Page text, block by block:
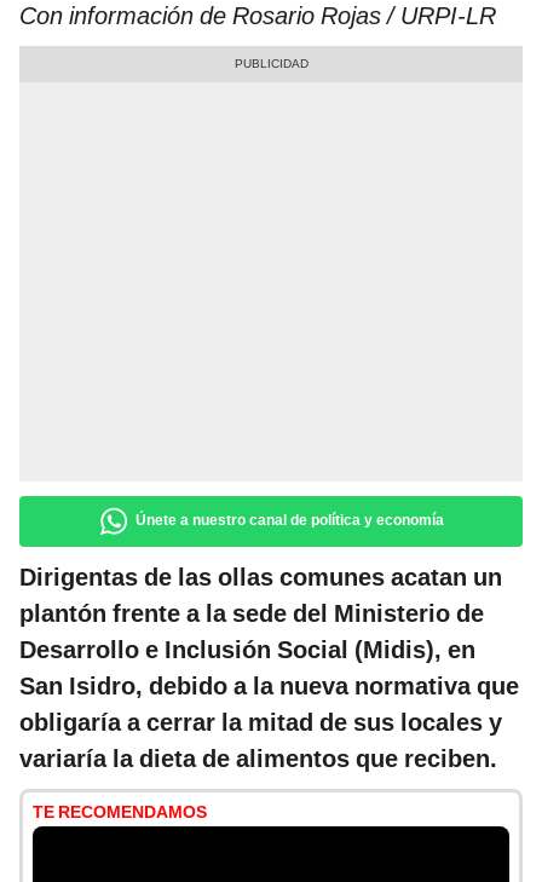
Con información de Rosario Rojas / URPI-LR
Únete a nuestro canal de política y economía
Dirigentas de las ollas comunes acatan un
plantón frente a la sede del Ministerio de
Desarrollo e Inclusión Social (Midis), en
San Isidro, debido a la nueva normativa que
obligaría a cerrar la mitad de sus locales y
variaría la dieta de alimentos que reciben.
TE RECOMENDAMOS